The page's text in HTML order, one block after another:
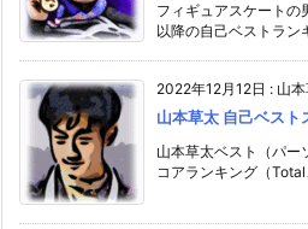
フィギュアスケート
以降の自己ベストラン
2022年12月12日 : 山
山本草太 自己ベスト
山本草太ベスト（パー
コアランキング（Total